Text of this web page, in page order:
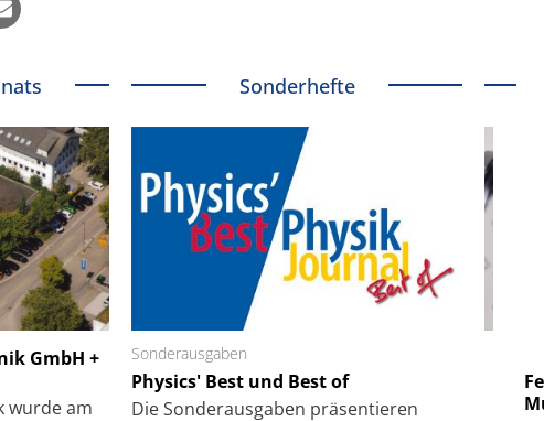
GmbH +
wurde am
Sonderhefte
Sonderausgaben
Physics' Best und Best of
Die Sonder­ausgaben präsentieren
GmbH
Elektronenmikroskopie auf
kleinstem Raum